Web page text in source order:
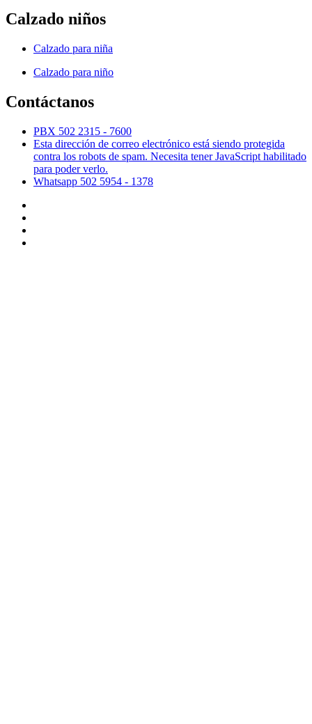
Calzado niños
Calzado para niña
Calzado para niño
Contáctanos
PBX 502 2315 - 7600
Esta dirección de correo electrónico está siendo protegida
contra los robots de spam. Necesita tener JavaScript habilitado
para poder verlo.
Whatsapp 502 5954 - 1378